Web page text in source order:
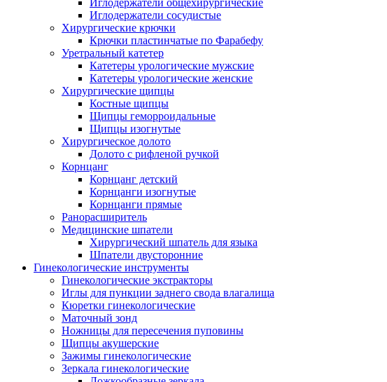
Иглодержатели сосудистые
Хирургические крючки
Крючки пластинчатые по Фарабефу
Уретральный катетер
Катетеры урологические мужские
Катетеры урологические женские
Хирургические щипцы
Костные щипцы
Щипцы геморроидальные
Щипцы изогнутые
Хирургическое долото
Долото с рифленой ручкой
Корнцанг
Корнцанг детский
Корнцанги изогнутые
Корнцанги прямые
Ранорасширитель
Медицинские шпатели
Хирургический шпатель для языка
Шпатели двусторонние
Гинекологические инструменты
Гинекологические экстракторы
Иглы для пункции заднего свода влагалища
Кюретки гинекологические
Маточный зонд
Ножницы для пересечения пуповины
Щипцы акушерские
Зажимы гинекологические
Зеркала гинекологические